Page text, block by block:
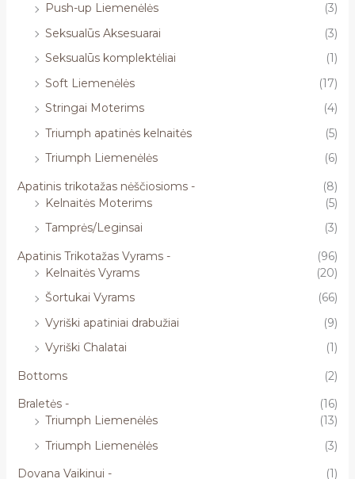
Push-up Liemenėlės
(3)
Seksualūs Aksesuarai
(3)
Seksualūs komplektėliai
(1)
Soft Liemenėlės
(17)
Stringai Moterims
(4)
Triumph apatinės kelnaitės
(5)
Triumph Liemenėlės
(6)
Apatinis trikotažas nėščiosioms -
(8)
Kelnaitės Moterims
(5)
Tamprės/Leginsai
(3)
Apatinis Trikotažas Vyrams -
(96)
Kelnaitės Vyrams
(20)
Šortukai Vyrams
(66)
Vyriški apatiniai drabužiai
(9)
Vyriški Chalatai
(1)
Bottoms
(2)
Braletės -
(16)
Triumph Liemenėlės
(13)
Triumph Liemenėlės
(3)
Dovana Vaikinui -
(1)